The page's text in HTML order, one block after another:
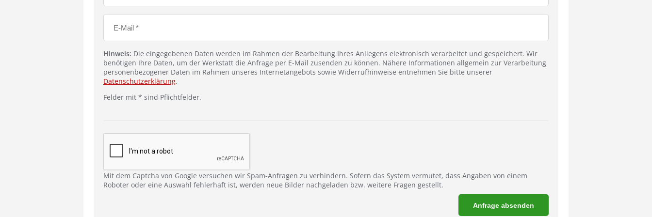
Hinweis: Die eingegebenen Daten werden im Rahmen der Bearbeitung Ihres Anliegens elektronisch verarbeitet und gespeichert. Wir
benötigen Ihre Daten, um der Werkstatt die Anfrage per E-Mail zusenden zu können. Nähere Informationen allgemein zur Verarbeitung
personenbezogener Daten im Rahmen unseres Internetangebots sowie Widerrufhinweise entnehmen Sie bitte unserer
Datenschutzerklärung.
Felder mit * sind Pflichtfelder.
Mit dem Captcha von Google versuchen wir Spam-Anfragen zu verhindern. Sofern das System vermutet, dass Angaben von einem
Roboter oder eine Auswahl fehlerhaft ist, werden neue Bilder nachgeladen bzw. weitere Fragen gestellt.